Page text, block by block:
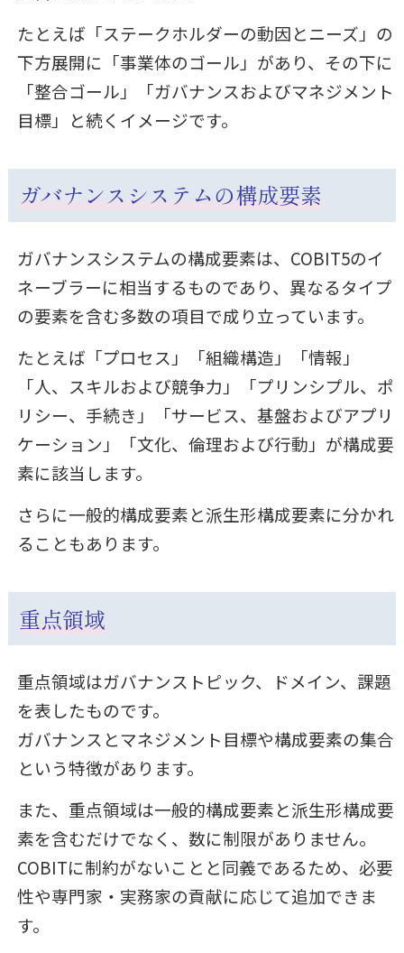
たとえば「ステークホルダーの動因とニーズ」の
下方展開に「事業体のゴール」があり、その下に
「整合ゴール」「ガバナンスおよびマネジメント
目標」と続くイメージです。
ガバナンスシステムの構成要素
ガバナンスシステムの構成要素は、COBIT5のイ
ネーブラーに相当するものであり、異なるタイプ
の要素を含む多数の項目で成り立っています。
たとえば「プロセス」「組織構造」「情報」
「人、スキルおよび競争力」「プリンシプル、ポ
リシー、手続き」「サービス、基盤およびアプリ
ケーション」「文化、倫理および行動」が構成要
素に該当します。
さらに一般的構成要素と派生形構成要素に分かれ
ることもあります。
重点領域
重点領域はガバナンストピック、ドメイン、課題
を表したものです。
ガバナンスとマネジメント目標や構成要素の集合
という特徴があります。
また、重点領域は一般的構成要素と派生形構成要
素を含むだけでなく、数に制限がありません。
COBITに制約がないことと同義であるため、必要
性や専門家・実務家の貢献に応じて追加できま
す。